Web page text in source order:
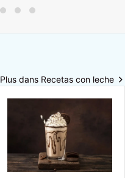
Plus dans Recetas con leche